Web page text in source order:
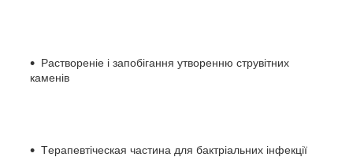
Pаствореніе і запобігання утворенню струвітних
каменів
Tерапевтіческая частина для бактріальних інфекції